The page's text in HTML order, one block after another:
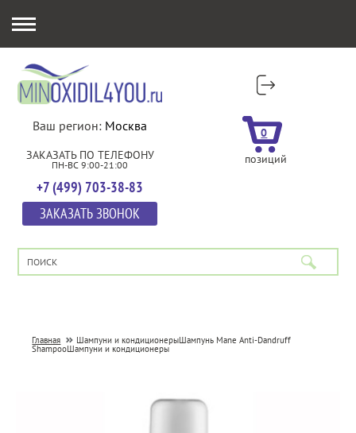
Ваш регион: Москва
ЗАКАЗАТЬ ПО ТЕЛЕФОНУ
ПН-ВС 9:00-21:00
+7 (499) 703-38-83
ЗАКАЗАТЬ ЗВОНОК
0
позиций
Главная Шампуни и кондиционерыШампунь Mane Anti-Dandruff
ShampooШампуни и кондиционеры